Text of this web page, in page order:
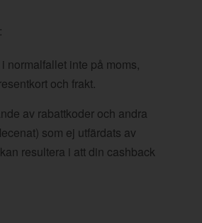
:
normalfallet inte på moms,
och frakt.
av rabattkoder och andra
som ej utfärdats av
resultera i att din cashback